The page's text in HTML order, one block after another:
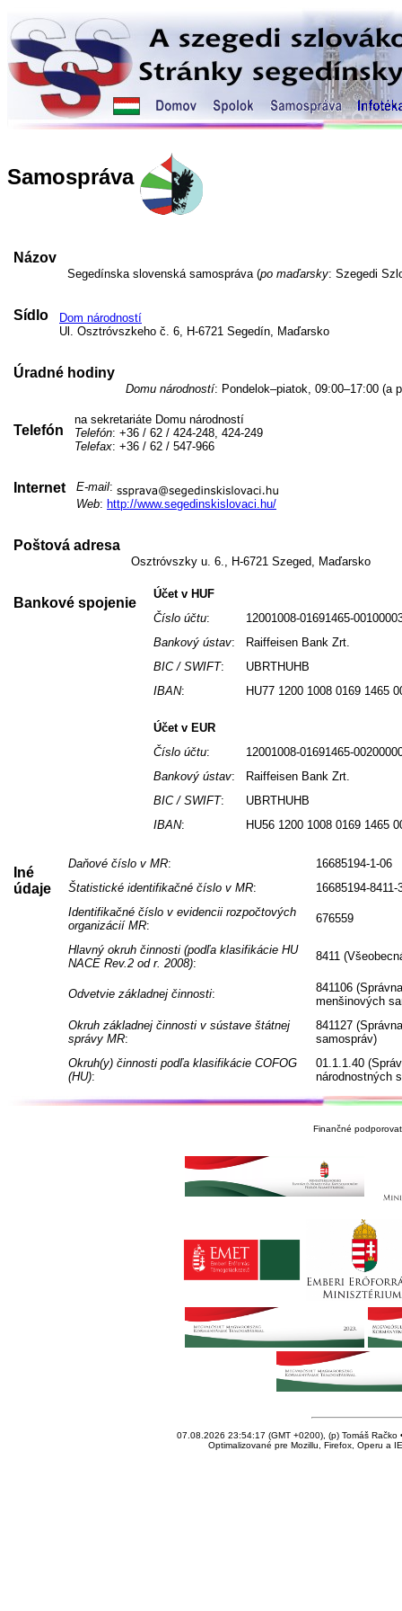
Samospráva
Názov
Segedínska slovenská samospráva (po maďarsky: Szegedi
Sídlo
Dom národností
Ul. Osztróvszkeho č. 6, H-6721 Segedín, Maďarsko
Úradné hodiny
Domu národností: Pondelok–piatok, 09:00–17:00 (a
Telefón
na sekretariáte Domu národností
Telefón: +36 / 62 / 424-248, 424-249
Telefax: +36 / 62 / 547-966
Internet E-mail:
Web: http://www.segedinskislovaci.hu/
Poštová adresa
Osztróvszky u. 6., H-6721 Szeged, Maďarsko
Bankové spojenie
Účet v HUF
Číslo účtu:
12001008-01691465-
Bankový ústav:
Raiffeisen Bank Zrt.
BIC / SWIFT:
UBRTHUHB
IBAN: HU77 1200 1008 0169 1465
Účet v EUR
Číslo účtu:
12001008-01691465-
Bankový ústav:
Raiffeisen Bank Zrt.
BIC / SWIFT:
UBRTHUHB
IBAN: HU56 1200 1008 0169 1465
Iné
údaje
Daňové číslo v MR:
16685194-1-06
Štatistické identifikačné číslo v MR:
16685194-8411-
Identifikačné číslo v evidencii rozpočtových
organizácií MR:
676559
Hlavný okruh činnosti (podľa klasifikácie HU
NACE Rev.2 od r. 2008):
8411
Odvetvie základnej činnosti:
841106
menšinových
Okruh základnej činnosti v sústave štátnej
správy MR:
841127
samospráv)
Okruh(y) činnosti podľa klasifikácie COFOG
(HU):
01.1.1.40
národnostných
Finančné
07.08.2026 23:54:17 (GMT +0200), (p) Tomáš Račko
Optimalizované pre Mozillu, Firefox, Operu a